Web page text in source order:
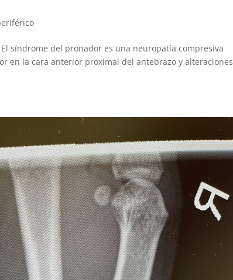
síndrome del pronador es una neuropatía compresiva
en la cara anterior proximal del antebrazo y alteraciones